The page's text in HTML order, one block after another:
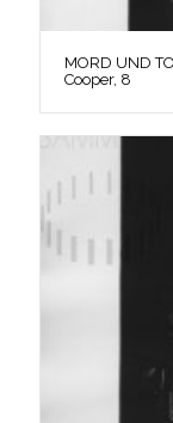
MORD UND
Cooper, 8